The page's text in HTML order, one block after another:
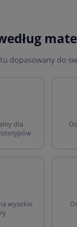
dopasowany do
dla
wysokie